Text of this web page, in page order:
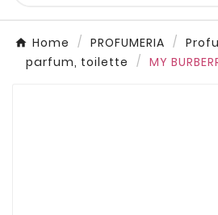
Home PROFUMERIA
parfum, toilette
MY